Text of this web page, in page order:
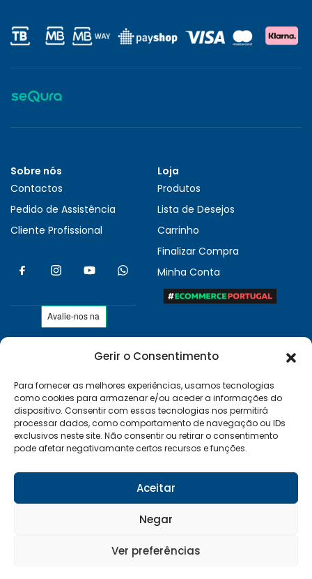
Gerir o Consentimento
Para fornecer as melhores experiências, usamos tecnologias
como cookies para armazenar e/ou aceder a informações do
dispositivo. Consentir com essas tecnologias nos permitirá
processar dados, como comportamento de navegação ou IDs
exclusivos neste site. Não consentir ou retirar o consentimento
pode afetar negativamante certos recursos e funções.
Aceitar
Negar
Ver preferências
Sobre nós
Contactos
Pedido de Assistência
Cliente Profissional
Loja
Produtos
Lista de Desejos
Carrinho
Finalizar Compra
Minha Conta
As nossas condições
Políticas de Privacidade
Termos e Condições
Entregas e Devoluções
Livro de Reclamações
Sequra
Desenvolvido por:Vítor Carneiro